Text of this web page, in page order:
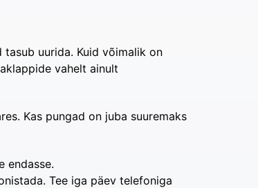
uurida. Kuid võimalik on
vahelt ainult
Kas pungad on juba suuremaks
endasse.
Tee iga päev telefoniga